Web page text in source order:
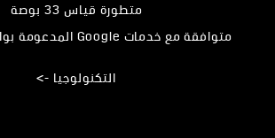
متطورة قياس 33 بوصة
متوافقة مع خدمات Google المدعومة بواسطة
التكنولوجيا ->